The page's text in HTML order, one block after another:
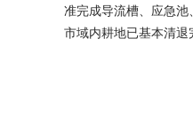
准完成导流槽、应急
市域内耕地已基本清退